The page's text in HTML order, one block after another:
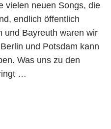
vielen neuen Songs, die
endlich öffentlich
und Bayreuth waren wir
und Potsdam kann
Was uns zu den
…